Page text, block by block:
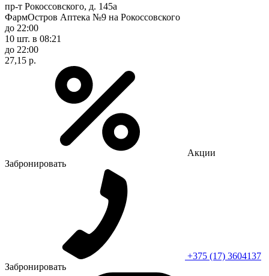
пр-т Рокоссовского, д. 145а
ФармОстров Аптека №9 на Рокоссовского
до 22:00
10 шт. в 08:21
до 22:00
27,15 р.
Акции
Забронировать
+375 (17) 3604137
Забронировать